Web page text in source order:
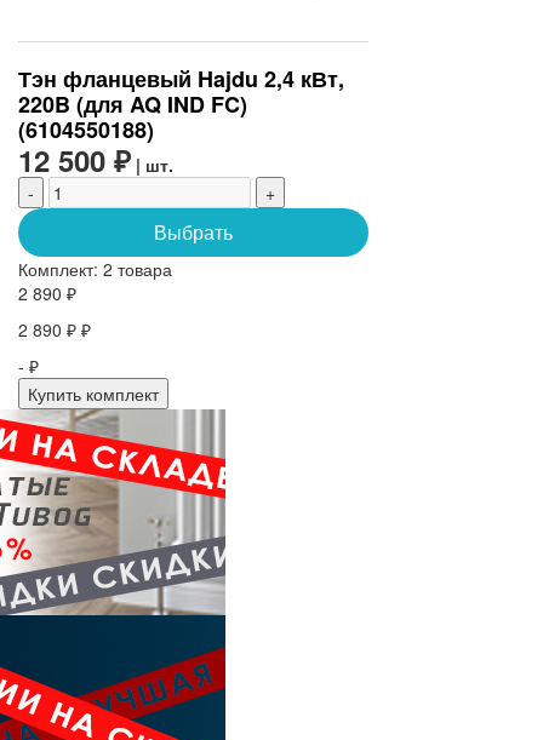
Тэн фланцевый Hajdu 2,4 кВт,
220B (для AQ IND FC)
(6104550188)
12 500 ₽ | шт.
-
+
Выбрать
Комплект: 2 товара
2 890 ₽
2 890 ₽ ₽
- ₽
Купить комплект